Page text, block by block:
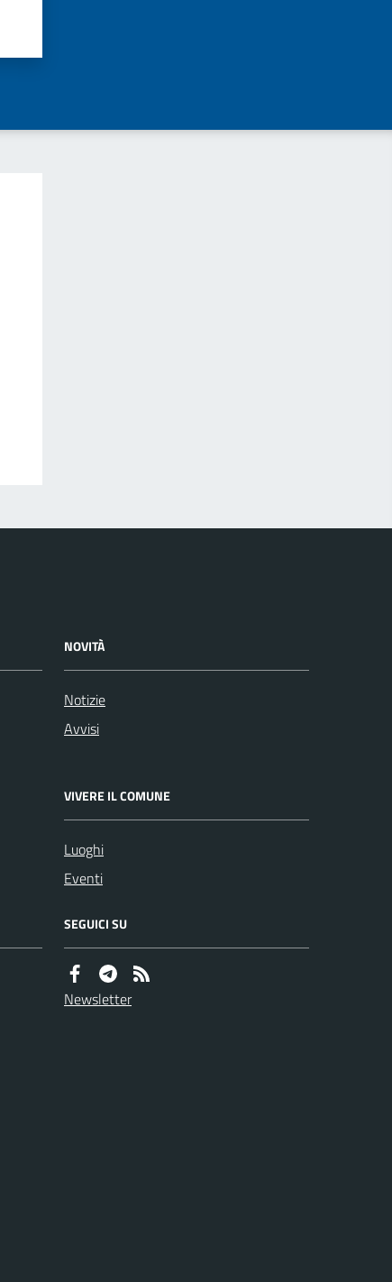
NOVITÀ
Notizie
Avvisi
VIVERE IL COMUNE
Luoghi
Eventi
SEGUICI SU
Newsletter